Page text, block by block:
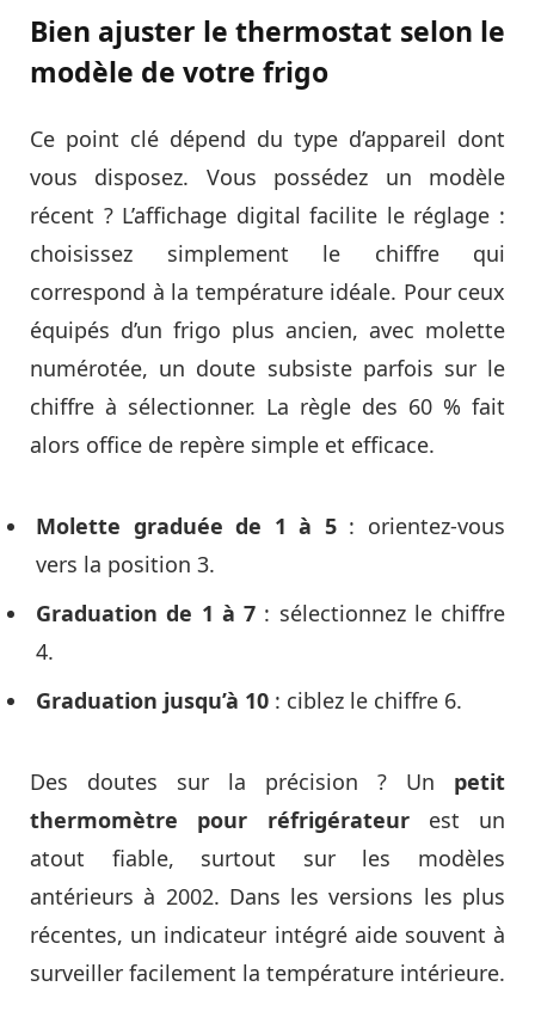
Bien ajuster le thermostat selon le
modèle de votre frigo
Ce point clé dépend du type d’appareil dont
vous disposez. Vous possédez un modèle
récent ? L’affichage digital facilite le réglage :
choisissez simplement le chiffre qui
correspond à la température idéale. Pour ceux
équipés d’un frigo plus ancien, avec molette
numérotée, un doute subsiste parfois sur le
chiffre à sélectionner. La règle des 60 % fait
alors office de repère simple et efficace.
Molette graduée de 1 à 5: orientez-vous
vers la position 3.
Graduation de 1 à 7 : sélectionnez le chiffre
4.
Graduation jusqu’à 10 : ciblez le chiffre 6.
Des doutes sur la précision ? Un petit
thermomètre pour réfrigérateurest un
atout fiable, surtout sur les modèles
antérieurs à 2002. Dans les versions les plus
récentes, un indicateur intégré aide souvent à
surveiller facilement la température intérieure.